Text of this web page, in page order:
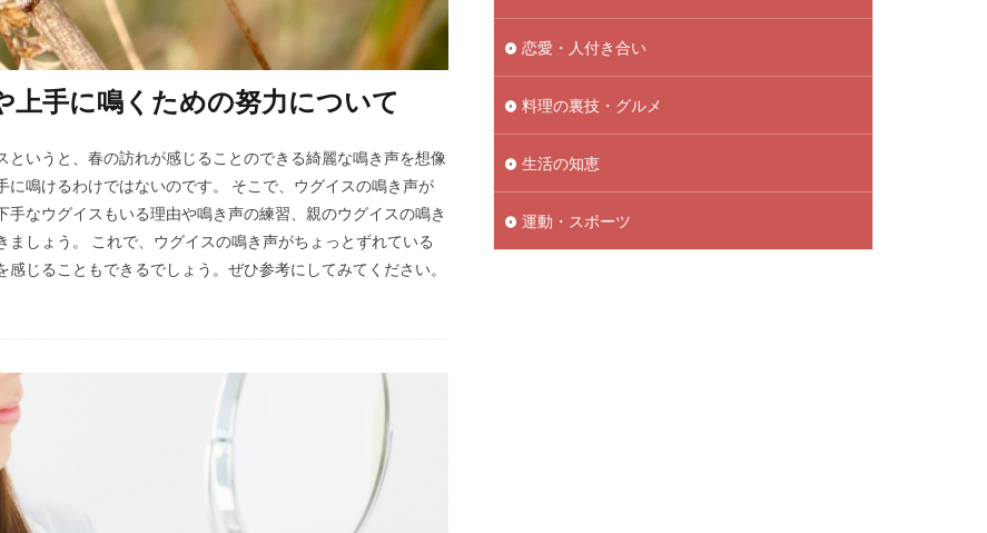
上手に鳴くための努力について
いうと、春の訪れが感じることのできる綺麗な鳴き声を想像
鳴けるわけではないのです。 そこで、ウグイスの鳴き声が
なウグイスもいる理由や鳴き声の練習、親のウグイスの鳴き
しょう。 これで、ウグイスの鳴き声がちょっとずれている
じることもできるでしょう。ぜひ参考にしてみてください。
恋愛・人付き合い
料理の裏技・グルメ
生活の知恵
運動・スポーツ